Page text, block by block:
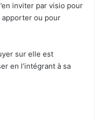
inviter par visio pour
apporter ou pour
sur elle est
en l’intégrant à sa